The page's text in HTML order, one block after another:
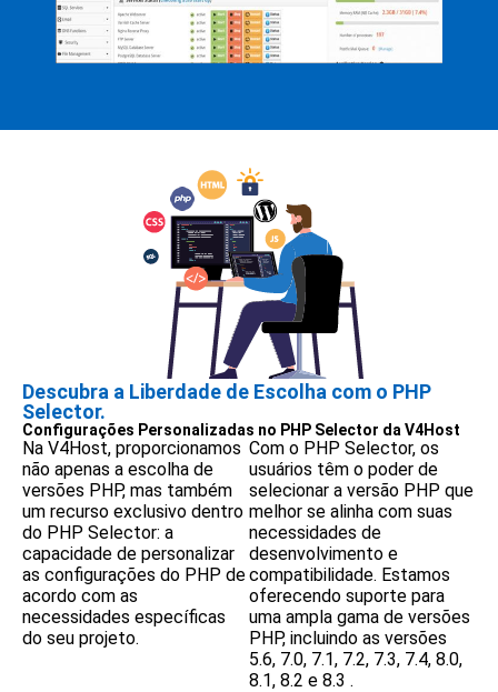
Descubra a Liberdade de Escolha com o PHP
Selector.
Configurações Personalizadas no PHP Selector da V4Host
Na V4Host, proporcionamos
não apenas a escolha de
versões PHP, mas também
um recurso exclusivo dentro
do PHP Selector: a
capacidade de personalizar
as configurações do PHP de
acordo com as
necessidades específicas
do seu projeto.
Com o PHP Selector, os
usuários têm o poder de
selecionar a versão PHP que
melhor se alinha com suas
necessidades de
desenvolvimento e
compatibilidade. Estamos
oferecendo suporte para
uma ampla gama de versões
PHP, incluindo as versões
5.6, 7.0, 7.1, 7.2, 7.3, 7.4, 8.0,
8.1, 8.2 e 8.3 .